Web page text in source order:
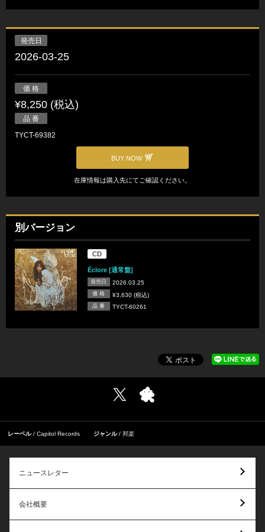
発売日
2026-03-25
価 格
¥8,250 (税込)
品 番
TYCT-69382
BUY NOW
在庫情報は購入先にてご確認ください。
別バージョン
CD
Éclore [通常盤]
発売日 2026.03.25
価 格 ¥3,630 (税込)
品 番 TYCT-60261
レーベル Capitol Records ジャンル 邦楽
ニュースレター
会社概要